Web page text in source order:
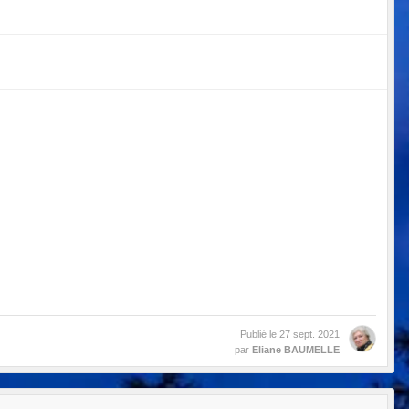
Publié le 27 sept. 2021
par Eliane BAUMELLE